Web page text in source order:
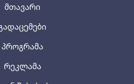
მთავარი
პროგრამა
რეკლამა